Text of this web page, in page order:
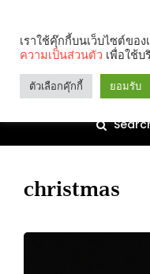
christmas
เราใช้คุ๊กกี้บนเว็บไซต์ขอ
ความเป็นส่วนตัว เพื่อใช้บ
ตัวเลือกคุ๊กกี้ ยอมรับ